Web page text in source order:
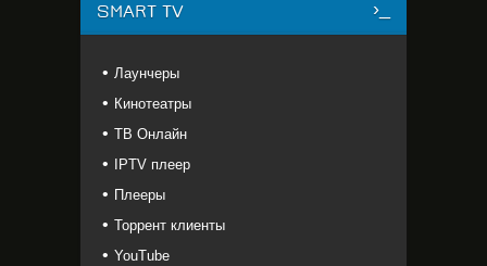
SMART TV
Лаунчеры
Кинотеатры
ТВ Онлайн
IPTV плеер
Плееры
Торрент клиенты
YouTube